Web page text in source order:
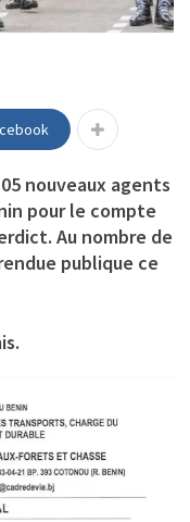
nouveaux agents
pour le compte
Au nombre de
publique ce